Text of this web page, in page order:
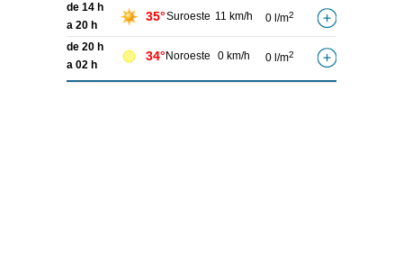
de 14 h
a 20 h
35°Suroeste 11 km/h 0 l/m2
de 20 h
a 02 h
34° Noroeste 0 km/h 0 l/m2